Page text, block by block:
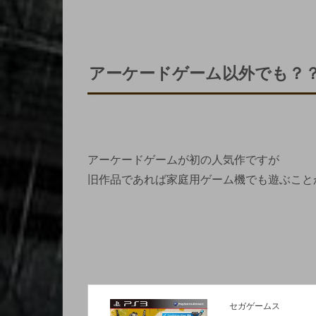
アーケードゲーム以外でも？
アーケードゲームが初の人気作ですが
旧作品であれば家庭用ゲーム機でも遊ぶこと
セガゲームス